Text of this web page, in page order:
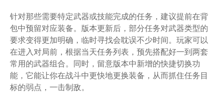
针对那些需要特定武器或技能完成的任务，建议提前在背
包中预留对应装备。版本更新后，部分任务对武器类型的
要求变得更加明确，临时寻找会耽误不少时间。玩家可以
在进入对局前，根据当天任务列表，预先搭配好一到两套
常用的武器组合。同时，留意版本中新增的快捷切换功
能，它能让你在战斗中更快地更换装备，从而抓住任务目
标的弱点，一击制敌。